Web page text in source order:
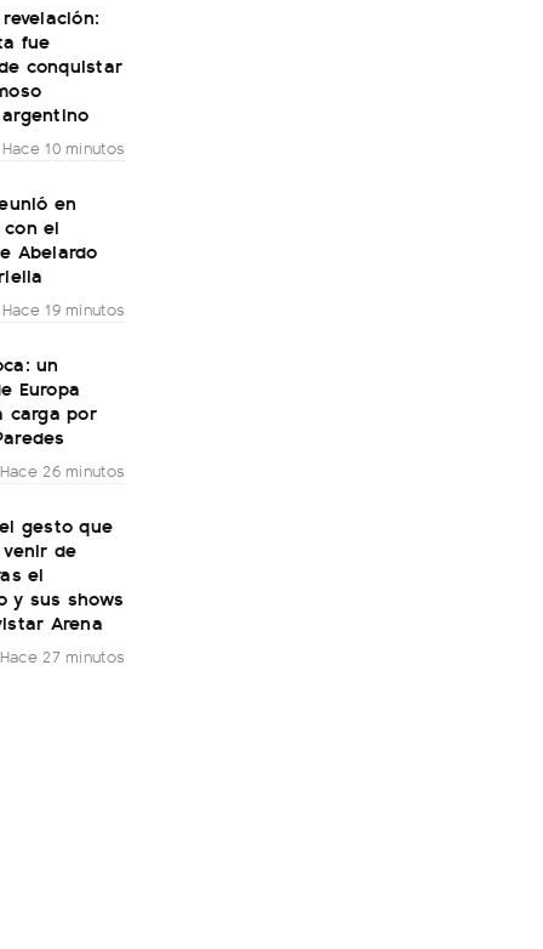
fue
conquistar
Hace 10 minutos
en
el
Abelardo
Hace 19 minutos
un
Europa
carga por
Hace 26 minutos
gesto que
de
el
y sus shows
Arena
Hace 27 minutos